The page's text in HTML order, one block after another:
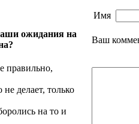
ожидания на
правильно,
делает, только
на то и
Имя
Ваш